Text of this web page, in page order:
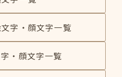
字・顔文字一覧
・顔文字一覧